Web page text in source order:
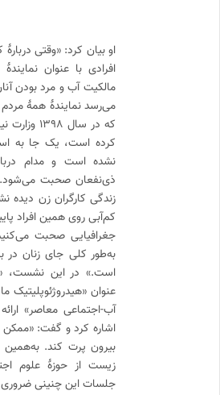
او بیان کرد: «وقتی
افرادی با عنوان
مالکیت آب و مرد بودن
می‌رسد نمایندهٔ همهٔ
که در سال
کرده است، یک جا به
نشده است و مدام
ذی‌نفعان صحبت می‌شود.
زندگی کارگران زن دیده
کم‌آبی روی همین افراد
جغرافیایی صحبت
به‌طور کلی جای زنان در
است.» در این نشست،
عنوان «هیدروژئوپلیتیک
آب-اجتماعی معاصر»
اشاره کرد و گفت:
بیرون پرت کند. به‌همین
زیست از حوزهٔ علوم
جلسات این چنینی